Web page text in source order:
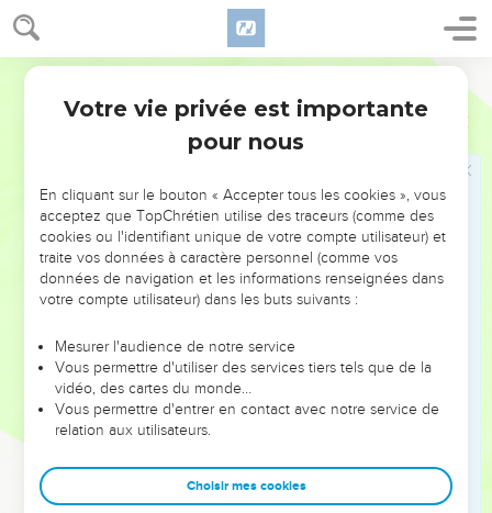
Ephésiens 4
et à vous revêtir de l'homme nouveau, créé selon Dieu
dans la justice et la sainteté que produit la vérité.
C'est pourquoi, vous débarrassant du mensonge, dites
chacun la vérité à votre prochain, car nous sommes membres
les uns des autres.
Si vous vous mettez en colère, ne péchez pas. Que le
et ne laissez aucune place au diable.
Que celui qui volait cesse de voler ; qu'il se donne plutôt
la peine de travailler honnêtement de ses [propres] mains
pour avoir de quoi donner à celui qui est dans le besoin.
mais seulement de bonnes paroles qui, en fonction des
besoins, servent à l’édification et transmettent une grâce à
ceux qui les entendent.
30
été marqués d’une empreinte pour le jour de la libération.
Que toute amertume, toute fureur, toute colère, tout éclat
Votre vie privée est importante
pour nous
En cliquant sur le bouton « Accepter tous les cookies », vous
acceptez que TopChrétien utilise des traceurs (comme des
cookies ou l'identifiant unique de votre compte utilisateur) et
traite vos données à caractère personnel (comme vos
données de navigation et les informations renseignées dans
votre compte utilisateur) dans les buts suivants :
Mesurer l'audience de notre service
Vous permettre d'utiliser des services tiers tels que de la
vidéo, des cartes du monde…
Vous permettre d'entrer en contact avec notre service de
relation aux utilisateurs.
Choisir mes cookies